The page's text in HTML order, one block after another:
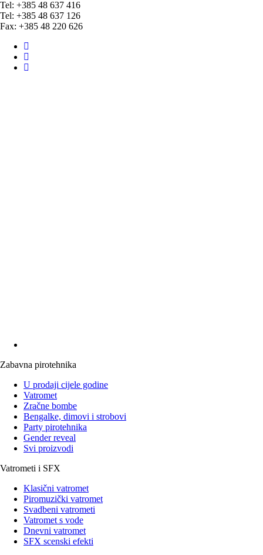
Tel: +385 48 637 416
Tel: +385 48 637 126
Fax: +385 48 220 626
Zabavna pirotehnika
U prodaji cijele godine
Vatromet
Zračne bombe
Bengalke, dimovi i strobovi
Party pirotehnika
Gender reveal
Svi proizvodi
Vatrometi i SFX
Klasični vatromet
Piromuzički vatromet
Svadbeni vatrometi
Vatromet s vode
Dnevni vatromet
SFX scenski efekti